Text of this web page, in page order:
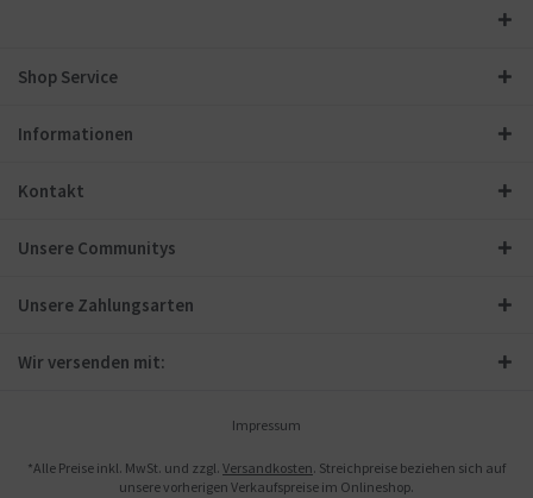
Shop Service
Informationen
Kontakt
Unsere Communitys
Unsere Zahlungsarten
Wir versenden mit:
Impressum
*Alle Preise inkl. MwSt. und zzgl. Versandkosten. Streichpreise beziehen sich auf
unsere vorherigen Verkaufspreise im Onlineshop.